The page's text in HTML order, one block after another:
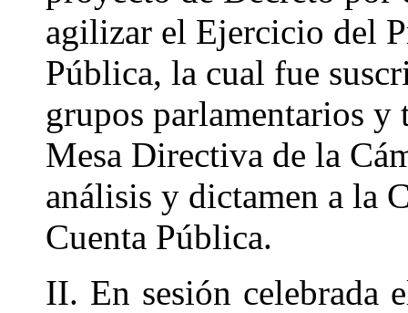
agilizar el Ejercicio del
Pública, la cual fue
grupos parlamentarios y
Mesa Directiva de la
análisis y dictamen a la
Cuenta Pública.
II. En sesión celebrada